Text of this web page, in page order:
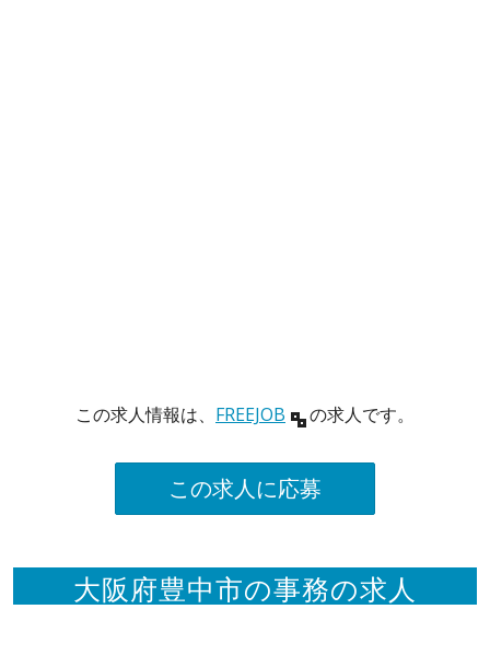
この求人情報は、 FREEJOB の求人です。
この求人に応募
大阪府豊中市の事務の求人